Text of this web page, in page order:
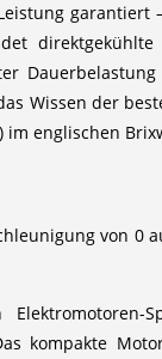
garantiert
Wissen der
im englischen
von 0
kompakte